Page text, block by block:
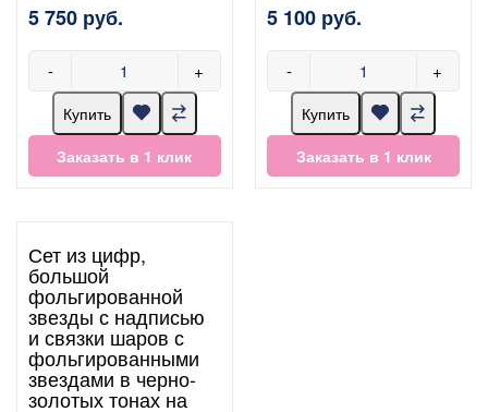
5 750 руб.
- +
Купить
Заказать в 1 клик
5 100 руб.
- +
Купить
Заказать в 1 клик
Сет из цифр,
большой
фольгированной
звезды с надписью
и связки шаров с
фольгированными
звездами в черно-
золотых тонах на